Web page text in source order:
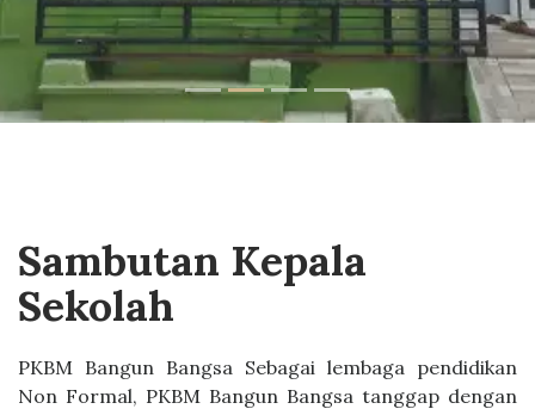
Sambutan Kepala
Sekolah
PKBM Bangun Bangsa Sebagai lembaga pendidikan
Non Formal, PKBM Bangun Bangsa tanggap dengan